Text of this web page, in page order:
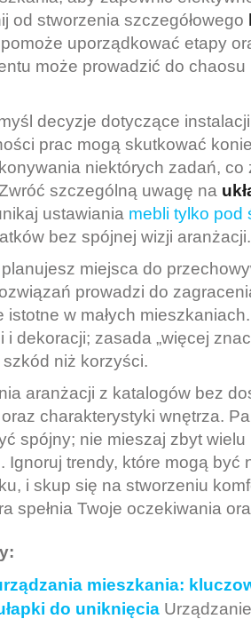
od stworzenia szczegółowego
uporządkować etapy
może prowadzić do
decyzje dotyczące
prac mogą skutkować
niektórych zadań, co
szczególną uwagę na
ustawiania mebli tylko pod
bez spójnej wizji aranżacji.
miejsca do
prowadzi do
istotne w małych
i dekoracji; zasada „więcej
niż korzyści.
aranżacji z katalogów bez
charakterystyki wnętrza.
spójny; nie mieszaj zbyt
Ignoruj trendy, które mogą być
i skup się na stworzeniu
spełnia Twoje oczekiwania
mieszkania:
do uniknięcia